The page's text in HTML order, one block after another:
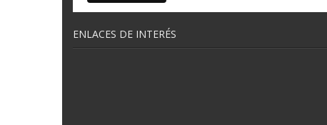
ENLACES DE INTERÉS